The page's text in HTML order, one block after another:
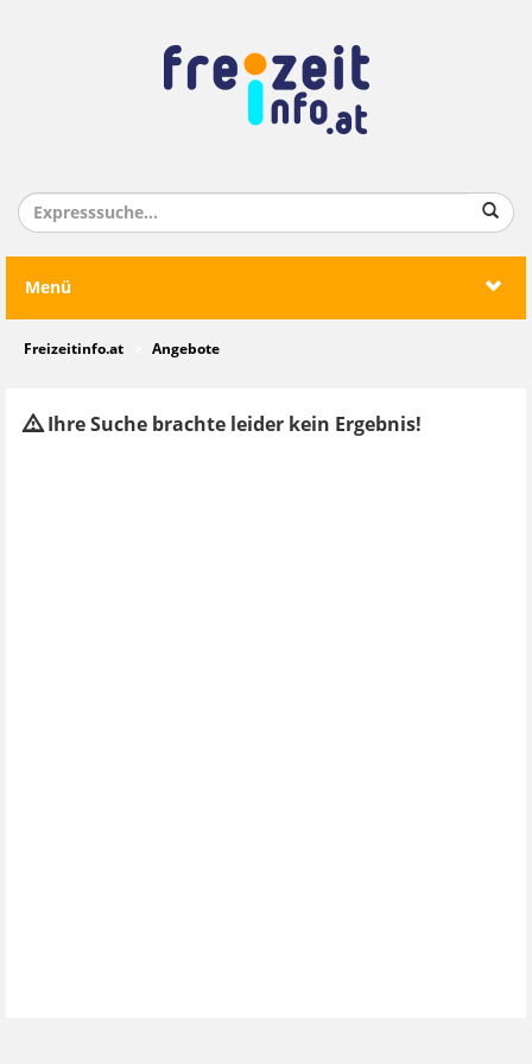
Menü
Freizeitinfo.at Angebote
Ihre Suche brachte leider kein Ergebnis!